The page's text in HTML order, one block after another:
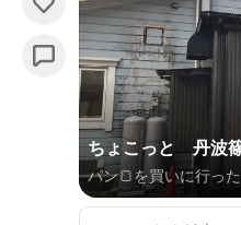
ちょこっと 丹波
パン🍞を買いに行っ